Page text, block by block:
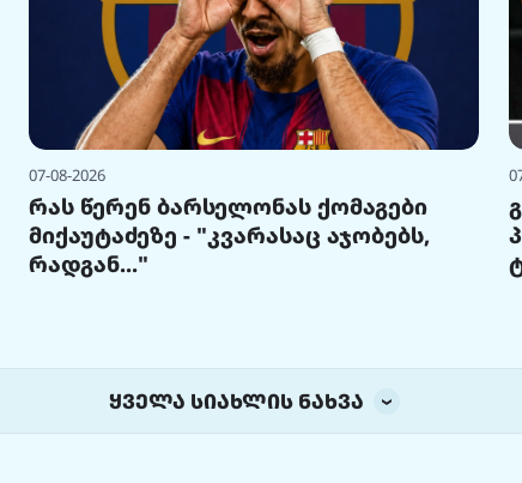
07-08-2026
რას წერენ ბარსელონას ქომაგები
მიქაუტაძეზე - "კვარასაც აჯობებს,
რადგან..."
ყველა სიახლის ნახვა